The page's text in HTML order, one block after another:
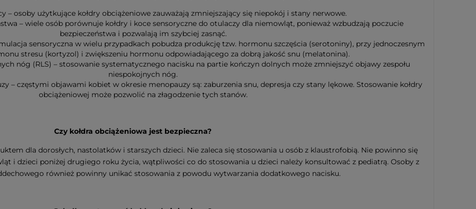
– osoby użytkujące kołdry obciążeniowe zauważają zmniejszający się niepokój i stany nerwowe.
– wiele osób porównuje kołdry i koce sensoryczne do otulaczy dla niemowląt, ponieważ wzbudzają poczucie
bezpieczeństwa i pozwalają im szybciej zasnąć.
sensoryczna w wielu przypadkach pobudza produkcję tzw. hormonu szczęścia (serotoniny), przy jednoczesnym
stresu (kortyzol) i zwiększeniu hormonu odpowiadającego za dobrą jakość snu (melatonina).
nóg (RLS) – stosowanie systematycznego nacisku na partie kończyn dolnych może zmniejszyć objawy zespołu
niespokojnych nóg.
– częstymi objawami kobiet w okresie menopauzy są: zaburzenia snu, depresja czy stany lękowe. Stosowanie kołdry
obciążeniowej może pozwolić na złagodzenie tych stanów.
Czy kołdra obciążeniowa jest bezpieczna?
dla dorosłych, nastolatków i starszych dzieci. Nie zaleca się stosowania u osób z klaustrofobią. Nie powinno się
i dzieci poniżej drugiego roku życia, wątpliwości co do stosowania u dzieci należy konsultować z pediatrą. Osoby z
również powinny unikać stosowania z powodu wytwarzania dodatkowego nacisku.